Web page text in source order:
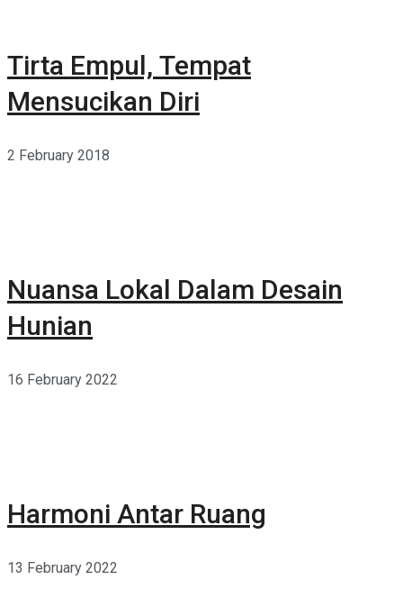
Tirta Empul, Tempat
Mensucikan Diri
2 February 2018
Nuansa Lokal Dalam Desain
Hunian
16 February 2022
Harmoni Antar Ruang
13 February 2022